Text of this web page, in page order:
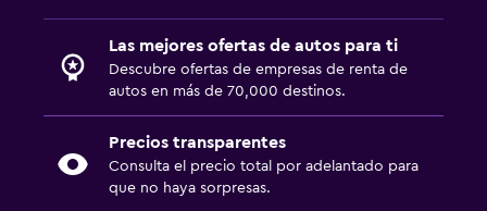
Las mejores ofertas de autos para ti
Descubre ofertas de empresas de renta de
autos en más de 70,000 destinos.
Precios transparentes
Consulta el precio total por adelantado para
que no haya sorpresas.